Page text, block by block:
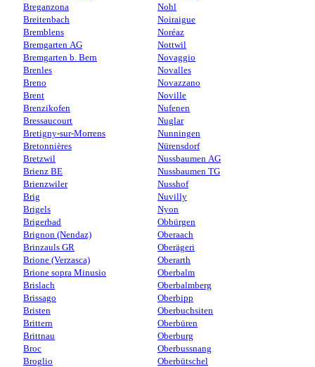
Breganzona
Breitenbach
Bremblens
Bremgarten AG
Bremgarten b. Bern
Brenles
Breno
Brent
Brenzikofen
Bressaucourt
Bretigny-sur-Morrens
Bretonnières
Bretzwil
Brienz BE
Brienzwiler
Brig
Brigels
Brigerbad
Brignon (Nendaz)
Brinzauls GR
Brione (Verzasca)
Brione sopra Minusio
Brislach
Brissago
Bristen
Brittern
Brittnau
Broc
Broglio
Nohl
Noiraigue
Noréaz
Nottwil
Novaggio
Novalles
Novazzano
Noville
Nufenen
Nuglar
Nunningen
Nürensdorf
Nussbaumen AG
Nussbaumen TG
Nusshof
Nuvilly
Nyon
Obbürgen
Oberaach
Oberägeri
Oberarth
Oberbalm
Oberbalmberg
Oberbipp
Oberbuchsiten
Oberbüren
Oberburg
Oberbussnang
Oberbütschel